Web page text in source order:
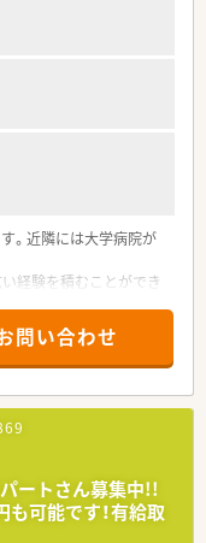
。近隣には大学病院が
経験を積むことができ
も安心して就業できま
務効率とスキルアップに
に28店舗薬局を経営し
プ会社です。
ている会社なので、幅
してスキルアップも図れ
問い合わせ
ートさん募集中!!
可能です！有給取